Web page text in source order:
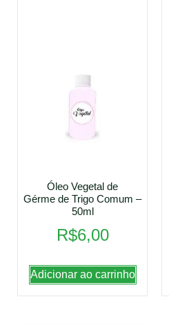
Óleo Vegetal de
Gérme de Trigo Comum –
50ml
R$6,00
Adicionar ao carrinho